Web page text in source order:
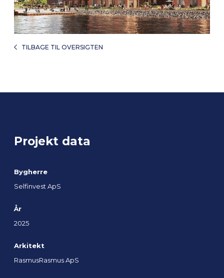
TILBAGE TIL OVERSIGTEN
Projekt data
Bygherre
Selfinvest ApS
År
2025
Arkitekt
RasmusRasmus ApS